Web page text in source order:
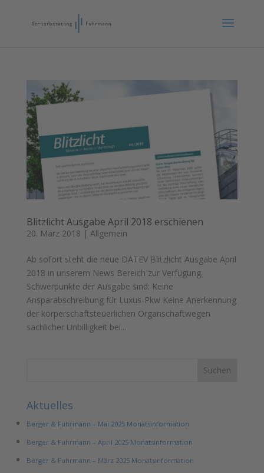
Blitzlicht Ausgabe April 2018 erschienen
20. März 2018 | Allgemein
Ab sofort steht die neue DATEV Blitzlicht Ausgabe April
2018 in unserem News Bereich zur Verfügung.
Schwerpunkte der Ausgabe sind: Keine
Ansparabschreibung für Luxus-Pkw Keine Anerkennung
der körperschaftsteuerlichen Organschaftwegen
sachlicher Unbilligkeit bei...
Aktuelles
Berger & Fuhrmann – Mai 2025 Monatsinformation
Berger & Fuhrmann – April 2025 Monatsinformation
Berger & Fuhrmann – März 2025 Monatsinformation